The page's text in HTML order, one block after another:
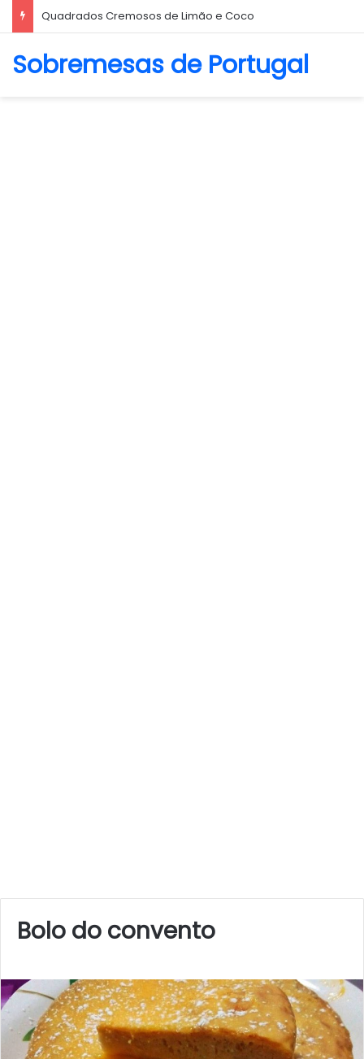
Biscoito Amanteigado
Sobremesas de Portugal
Bolo do convento